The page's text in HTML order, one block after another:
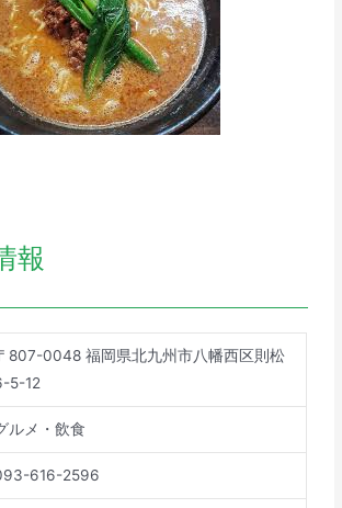
報
807-0048 福岡県北九州市八幡西区則松
5-12
ルメ・飲食
616-2596